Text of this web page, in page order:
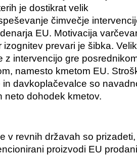
je dostikrat velik
čimvečje
EU. Motivacija
izognitev prevari je šibka.
z intervencijo gre
namesto kmetom EU.
in davkoplačevalce so
neto dohodek kmetov.
v revnih državah so
proizvodi EU